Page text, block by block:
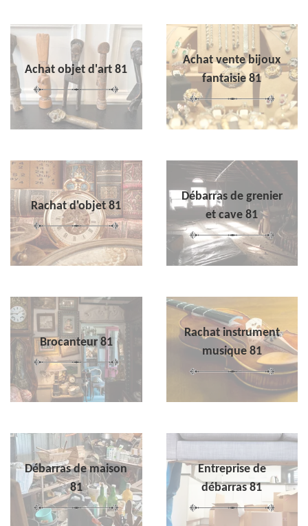
Achat objet d'art 81
Achat vente bijoux
fantaisie 81
Rachat d'objet 81
Débarras de grenier
et cave 81
Brocanteur 81
Rachat instrument
musique 81
Débarras de maison
81
Entreprise de
débarras 81